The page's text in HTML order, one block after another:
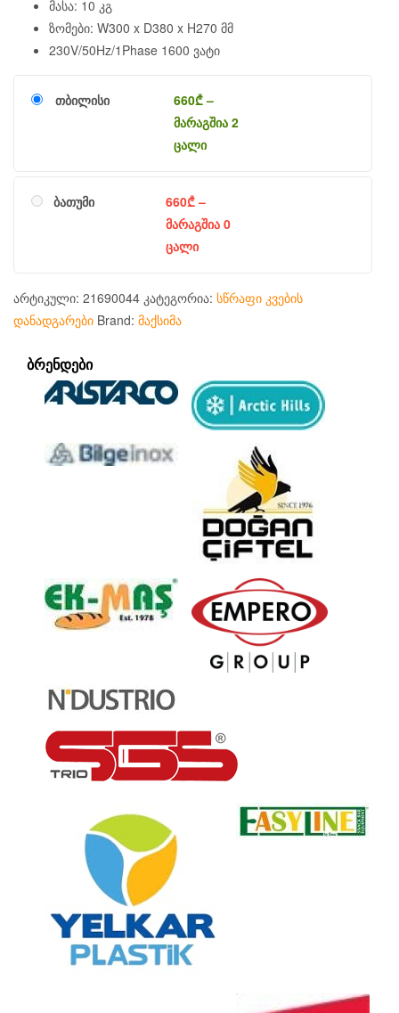
მასა: 10 კგ
ზომები: W300 x D380 x H270 მმ
230V/50Hz/1Phase 1600 ვატი
თბილისი 660₾–
მარაგშია 2
ცალი
ბათუმი 660₾–
მარაგშია 0
ცალი
არტიკული: 21690044 კატეგორია: სწრაფი კვების
დანადგარები Brand: მაქსიმა
ᲑᲠᲔᲜᲓᲔᲑᲘ